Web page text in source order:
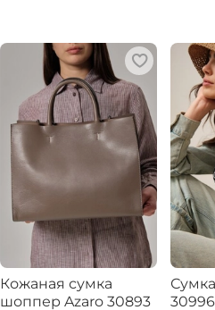
Кожаная сумка
шоппер Azaro 30893